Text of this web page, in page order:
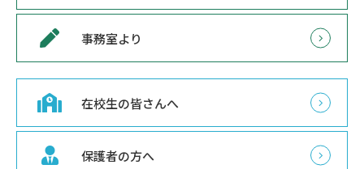
事務室より
在校生の皆さんへ
保護者の方へ